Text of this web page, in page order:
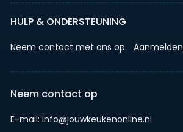
HULP & ONDERSTEUNING
Neem contact met ons op Aanmelden
Neem contact op
E-mail: info@jouwkeukenonline.nl